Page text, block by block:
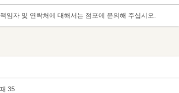
임자 및 연락처에 대해서는 점포에 문의해 주십시오.
35